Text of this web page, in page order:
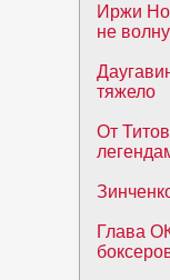
Иржи
не
тяжело
От
Глава